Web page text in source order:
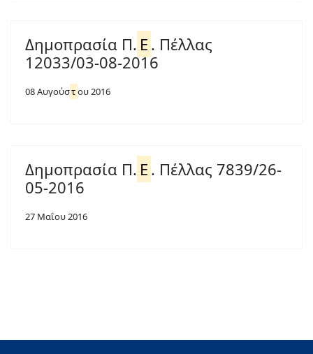
Δημοπρασία Π. Ε . Πέλλας
12033/03-08-2016
08 Αυγούστου 2016
Δημοπρασία Π. Ε . Πέλλας 7839/26-
05-2016
27 Μαΐου 2016